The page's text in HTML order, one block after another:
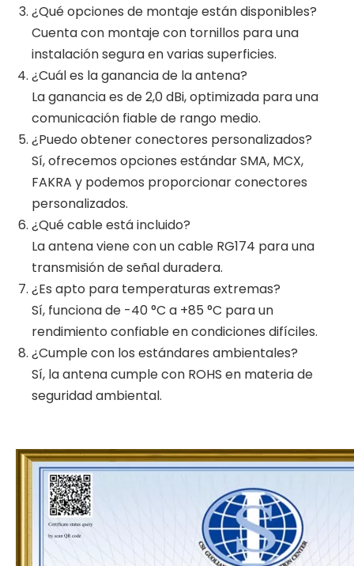
¿Qué opciones de montaje están disponibles?
Cuenta con montaje con tornillos para una
instalación segura en varias superficies.
¿Cuál es la ganancia de la antena?
La ganancia es de 2,0 dBi, optimizada para una
comunicación fiable de rango medio.
¿Puedo obtener conectores personalizados?
Sí, ofrecemos opciones estándar SMA, MCX,
FAKRA y podemos proporcionar conectores
personalizados.
¿Qué cable está incluido?
La antena viene con un cable RG174 para una
transmisión de señal duradera.
¿Es apto para temperaturas extremas?
Sí, funciona de -40 °C a +85 °C para un
rendimiento confiable en condiciones difíciles.
¿Cumple con los estándares ambientales?
Sí, la antena cumple con ROHS en materia de
seguridad ambiental.